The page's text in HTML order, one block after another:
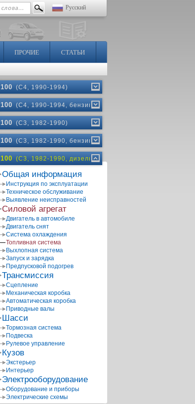
Русский
ПРОЧИЕ СТАТЬИ
100 (C4, 1990-1994)
100 (C4, 1990-1994, бензин)
100 (C3, 1982-1990)
100 (C3, 1982-1990, бензин)
100 (C3, 1982-1990, дизель)
Общая информация
Инструкция по эксплуатации
Техническое обслуживание
Выявление неисправностей
Силовой агрегат
Двигатель в автомобиле
Двигатель снят
Система охлаждения
Топливная система
Выхлопная система
Запуск и зарядка
Предпусковой подогрев
Трансмиссия
Сцепление
Механическая коробка
Автоматическая коробка
Приводные валы
Шасси
Тормозная система
Подвеска
Рулевое управление
Кузов
Экстерьер
Интерьер
Электрооборудование
Оборудование и приборы
Электрические схемы